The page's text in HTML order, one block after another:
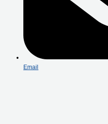
Email